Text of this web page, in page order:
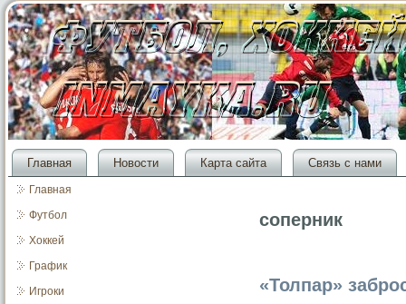
Главная Новости Карта сайта Связь с нами
Главная
Футбол
Хоккей
График
Игроки
соперник
«Толпар»